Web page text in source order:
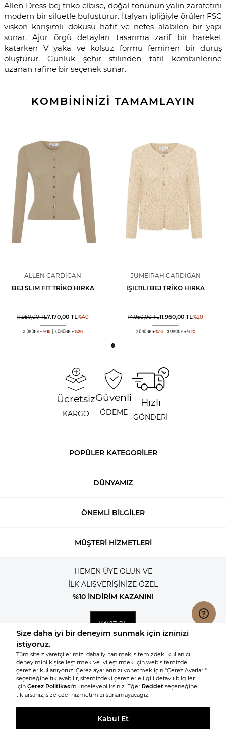
Allen Dress bej triko elbise, doğal tonunun yalın zarafetini
modern bir siluetle buluşturur. İtalyan ipliğiyle örülen FSC
viskon karışımlı dokusu hafif ve nefes alabilen bir yapı
sunar. Ajur örgü detayları tasarıma zarif bir hareket
katarken V yaka ve kolsuz formu feminen bir duruş
oluşturur. Günlük şehir stilinden tatil kombinlerine
uzanan rafine bir seçenek sunar.
KOMBİNİNİZİ TAMAMLAYIN
ALLEN CARDIGAN
BEJ SLIM FIT TRIKO HIRKA
11.950,00TL7.170,00 TL%40
JUMEIRAH CARDIGAN
IŞILTILI BEJ TRIKO HIRKA
14.950,00TL11.960,00 TL%20
Ücretsiz
KARGO
Güvenli
ÖDEME
Hızlı
GÖNDERİ
POPÜLER KATEGORİLER
DÜNYAMIZ
ÖNEMLİ BİLGİLER
MÜŞTERİ HİZMETLERİ
HEMEN ÜYE OLUN VE
İLK ALIŞVERİŞİNİZE ÖZEL
%10 İNDİRİM KAZANIN!
KAYIT OL